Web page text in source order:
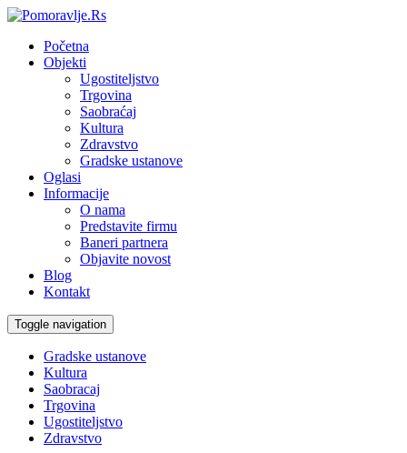
Početna
Objekti
Ugostiteljstvo
Trgovina
Saobraćaj
Kultura
Zdravstvo
Gradske ustanove
Oglasi
Informacije
O nama
Predstavite firmu
Baneri partnera
Objavite novost
Blog
Kontakt
Toggle navigation
Gradske ustanove
Kultura
Saobracaj
Trgovina
Ugostiteljstvo
Zdravstvo